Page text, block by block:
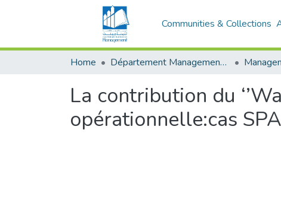
Communities & Collections
Home Département Management Des Organisations
La contribution du
opérationnelle:cas